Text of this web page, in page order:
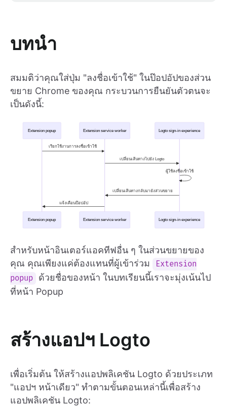
บทนำ
สมมติว่าคุณใส่ปุ่ม "ลงชื่อเข้าใช้" ในป๊อปอัปของส่วน
ขยาย Chrome ของคุณ กระบวนการยืนยันตัวตนจะ
เป็นดังนี้:
สำหรับหน้าอินเตอร์แอคทีฟอื่น ๆ ในส่วนขยายของ
คุณ คุณเพียงแค่ต้องแทนที่ผู้เข้าร่วม
Extension
popup
ด้วยชื่อของหน้า ในบทเรียนนี้เราจะมุ่งเน้นไป
ที่หน้า Popup
สร้างแอปฯ Logto
เพื่อเริ่มต้น ให้สร้างแอปพลิเคชัน Logto ด้วยประเภท
"แอปฯ หน้าเดียว" ทำตามขั้นตอนเหล่านี้เพื่อสร้าง
แอปพลิเคชัน Logto: